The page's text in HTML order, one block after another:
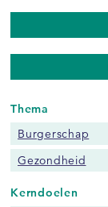
Thema
Burgerschap
Gezondheid
Kerndoelen